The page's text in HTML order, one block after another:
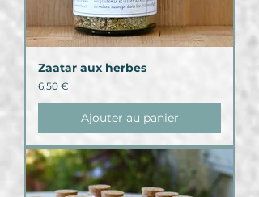
Zaatar aux herbes
Prix
6,50 €
Ajouter au panier